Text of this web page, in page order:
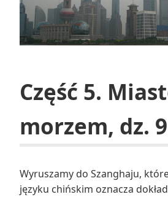
Część 5.
morzem, dz.
Wyruszamy do Szanghaju,
języku chińskim oznacza